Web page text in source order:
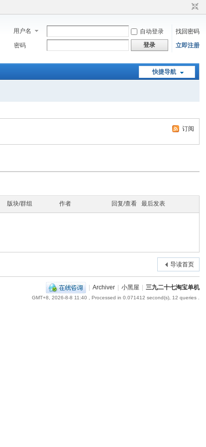
用户名 自动登录
找回密码
密码
登录 立即注册
快捷导航
订阅
版块/群组 作者 回复/查看 最后发表
导读首页
| Archiver | 小黑屋 | 三九二十七淘宝单机
GMT+8, 2026-8-8 11:40 , Processed in 0.071412 second(s), 12 queries .